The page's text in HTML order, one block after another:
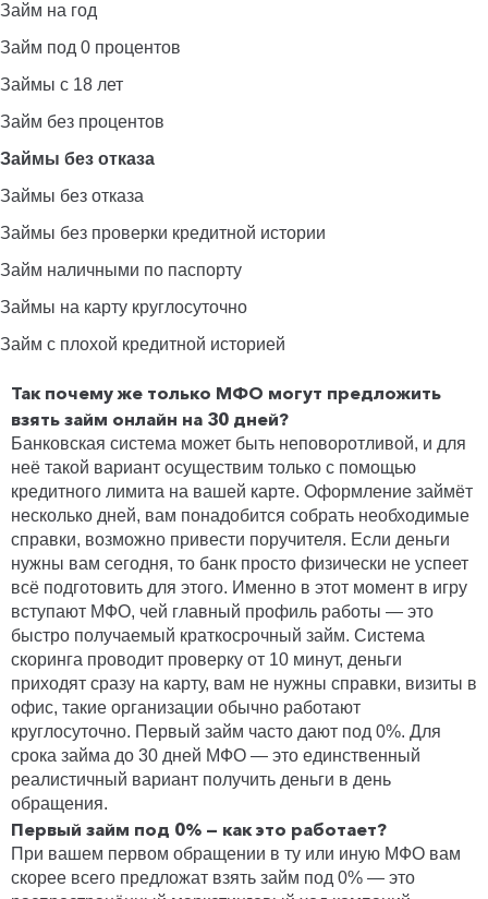
Займ на год
Займ под 0 процентов
Займы с 18 лет
Займ без процентов
Займы без отказа
Займы без отказа
Займы без проверки кредитной истории
Займ наличными по паспорту
Займы на карту круглосуточно
Займ с плохой кредитной историей
Так почему же только МФО могут предложить
взять займ онлайн на 30 дней?
Банковская система может быть неповоротливой, и для
неё такой вариант осуществим только с помощью
кредитного лимита на вашей карте. Оформление займёт
несколько дней, вам понадобится собрать необходимые
справки, возможно привести поручителя. Если деньги
нужны вам сегодня, то банк просто физически не успеет
всё подготовить для этого. Именно в этот момент в игру
вступают МФО, чей главный профиль работы — это
быстро получаемый краткосрочный займ. Система
скоринга проводит проверку от 10 минут, деньги
приходят сразу на карту, вам не нужны справки, визиты в
офис, такие организации обычно работают
круглосуточно. Первый займ часто дают под 0%. Для
срока займа до 30 дней МФО — это единственный
реалистичный вариант получить деньги в день
обращения.
Первый займ под 0% — как это работает?
При вашем первом обращении в ту или иную МФО вам
скорее всего предложат взять займ под 0% — это